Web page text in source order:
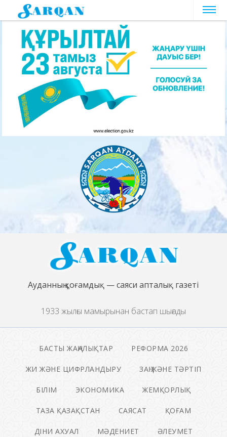
Ауданның қоғамдық — саяси апталық газеті
1933 жылғы мамырынан бастап шығады
БАСТЫ ЖАҢАЛЫҚТАР РЕФОРМА 2026
ЖИ ЖӘНЕ ЦИФРЛАНДЫРУ ЗАҢ ЖӘНЕ ТӘРТІП
БІЛІМ ЭКОНОМИКА ЖЕМҚОРЛЫҚ
ТАЗА ҚАЗАҚСТАН САЯСАТ ҚОҒАМ
ДІНИ АХУАЛ МӘДЕНИЕТ ӘЛЕУМЕТ